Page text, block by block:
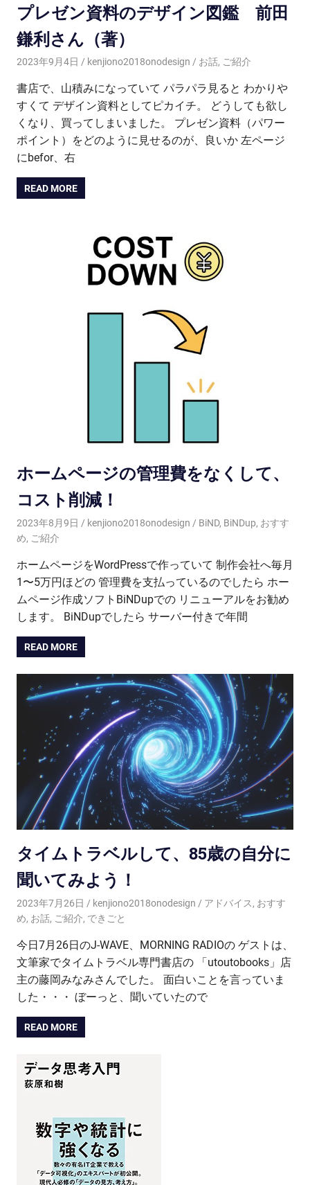
プレゼン資料のデザイン図鑑 前田
鎌利さん（著）
2023年9月4日 kenjiono2018onodesign お話, ご紹介
書店で、山積みになっていて パラパラ見ると わかりや
すくて デザイン資料としてピカイチ。 どうしても欲し
くなり、買ってしまいました。 プレゼン資料（パワー
ポイント）をどのように見せるのが、良いか 左ページ
にbefor、右
READ MORE
ホームページの管理費をなくして、
コスト削減！
2023年8月9日 kenjiono2018onodesign BiND, BiNDup, おすす
め, ご紹介
ホームページをWordPressで作っていて 制作会社へ毎月
1〜5万円ほどの 管理費を支払っているのでしたら ホー
ムページ作成ソフトBiNDupでの リニューアルをお勧め
します。 BiNDupでしたら サーバー付きで年間
READ MORE
タイムトラベルして、85歳の自分に
聞いてみよう！
2023年7月26日 kenjiono2018onodesign アドバイス, おすす
め, お話, ご紹介, できごと
今日7月26日のJ-WAVE、MORNING RADIOの ゲストは、
文筆家でタイムトラベル専門書店の 「utoutobooks」店
主の藤岡みなみさんでした。 面白いことを言っていま
した・・・ ぼーっと、聞いていたので
READ MORE